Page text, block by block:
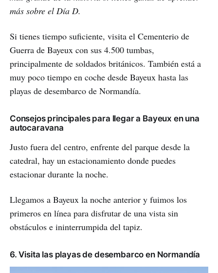
más sobre el Día D.
Si tienes tiempo suficiente, visita el Cementerio de
Guerra de Bayeux con sus 4.500 tumbas,
principalmente de soldados británicos. También está a
muy poco tiempo en coche desde Bayeux hasta las
playas de desembarco de Normandía.
Consejos principales para llegar a Bayeux en una
autocaravana
Justo fuera del centro, enfrente del parque desde la
catedral, hay un estacionamiento donde puedes
estacionar durante la noche.
Llegamos a Bayeux la noche anterior y fuimos los
primeros en línea para disfrutar de una vista sin
obstáculos e ininterrumpida del tapiz.
6. Visita las playas de desembarco en Normandía